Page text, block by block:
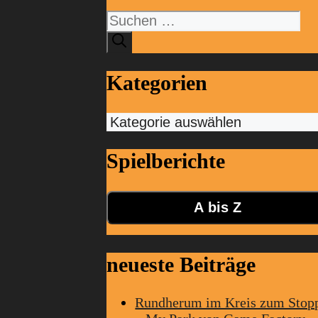
Suchen
nach:
Kategorien
Kategorien
Spielberichte
A bis Z
neueste Beiträge
Rundherum im Kreis zum